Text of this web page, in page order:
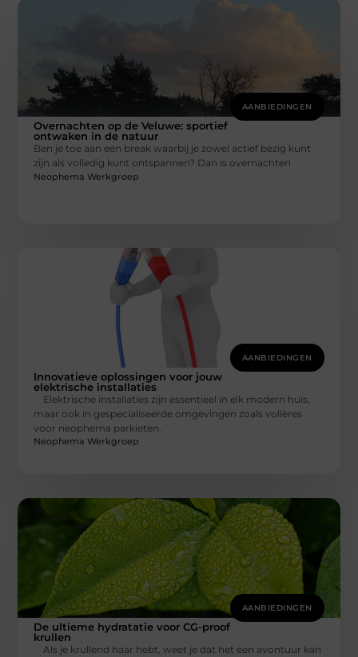
AANBIEDINGEN
Overnachten op de Veluwe: sportief
ontwaken in de natuur
Ben je toe aan een break waarbij je zowel actief bezig kunt
zijn als volledig kunt ontspannen? Dan is overnachten
Neophema Werkgroep
AANBIEDINGEN
Innovatieve oplossingen voor jouw
elektrische installaties
Elektrische installaties zijn essentieel in elk modern huis,
maar ook in gespecialiseerde omgevingen zoals volières
voor neophema parkieten.
Neophema Werkgroep
AANBIEDINGEN
De ultieme hydratatie voor CG-proof
krullen
Als je krullend haar hebt, weet je dat het een avontuur kan